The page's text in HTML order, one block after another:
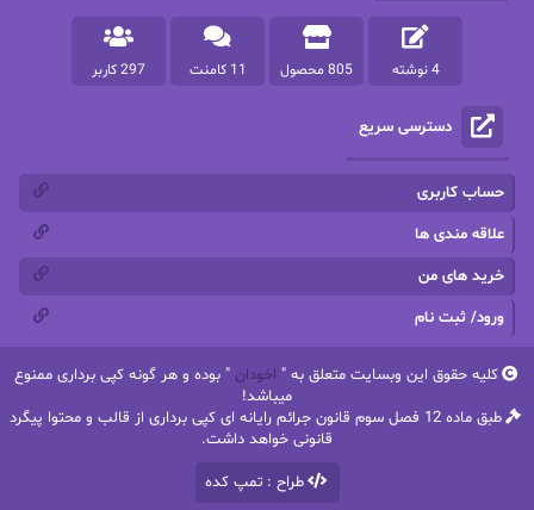
پرهام رسولی
پروانه قدیمی پروانه محمدی
پریسا شکور(طوفان خاموش)
پنلوپه وارد
تاران
ترنم.25
ثمین سرابی جان فاولز
جرج.آر.آر.مارتین
جوجومویز
4 نوشته 805 محصول 11 کامنت 297 کاربر
دسترسی سریع
حساب کاربری
علاقه مندی ها
خرید های من
ورود/ ثبت نام
کلیه حقوق این وبسایت متعلق به " اخودان " بوده و هر گونه کپی برداری ممنوع
میباشد!
طبق ماده 12 فصل سوم قانون جرائم رایانه ای کپی برداری از قالب و محتوا پیگرد
قانونی خواهد داشت.
طراح : تمپ کده